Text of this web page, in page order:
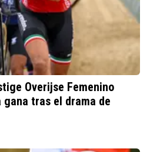
Overijse Femenino
gana tras el drama de